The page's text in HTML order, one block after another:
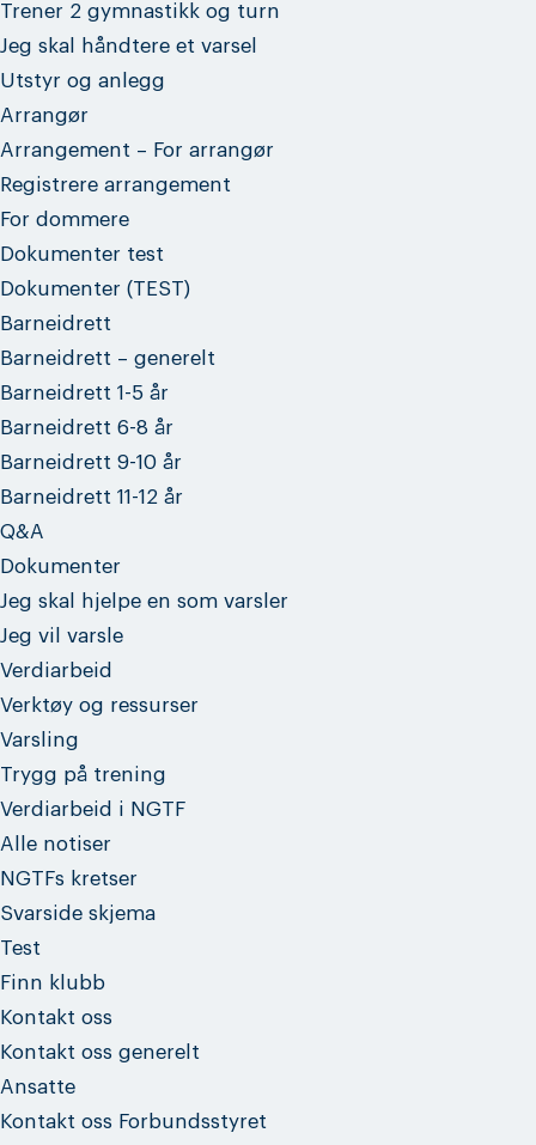
Trener 2 gymnastikk og turn
Jeg skal håndtere et varsel
Utstyr og anlegg
Arrangør
Arrangement – For arrangør
Registrere arrangement
For dommere
Dokumenter test
Dokumenter (TEST)
Barneidrett
Barneidrett – generelt
Barneidrett 1-5 år
Barneidrett 6-8 år
Barneidrett 9-10 år
Barneidrett 11-12 år
Q&A
Dokumenter
Jeg skal hjelpe en som varsler
Jeg vil varsle
Verdiarbeid
Verktøy og ressurser
Varsling
Trygg på trening
Verdiarbeid i NGTF
Alle notiser
NGTFs kretser
Svarside skjema
Test
Finn klubb
Kontakt oss
Kontakt oss generelt
Ansatte
Kontakt oss Forbundsstyret